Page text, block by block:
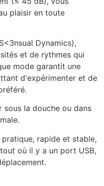
plaisir en toute
Dynamics),
et de rythmes qui
mode garantit une
d'expérimenter et de
sous la douche ou dans
rapide et stable,
où il y a un port USB,